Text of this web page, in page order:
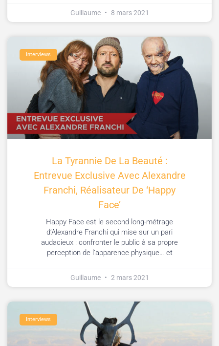
Guillaume 8 mars 2021
Interviews
La Tyrannie De La Beauté :
Entrevue Exclusive Avec Alexandre
Franchi, Réalisateur De ‘Happy
Face’
Happy Face est le second long-métrage
d’Alexandre Franchi qui mise sur un pari
audacieux : confronter le public à sa propre
perception de l’apparence physique… et
Guillaume 2 mars 2021
Interviews